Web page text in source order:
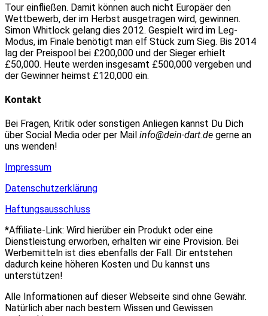
Tour einfließen. Damit können auch nicht Europäer den
Wettbewerb, der im Herbst ausgetragen wird, gewinnen.
Simon Whitlock gelang dies 2012. Gespielt wird im Leg-
Modus, im Finale benötigt man elf Stück zum Sieg. Bis 2014
lag der Preispool bei £200,000 und der Sieger erhielt
£50,000. Heute werden insgesamt £500,000 vergeben und
der Gewinner heimst £120,000 ein.
Kontakt
Bei Fragen, Kritik oder sonstigen Anliegen kannst Du Dich
über Social Media oder per Mail info@dein-dart.de gerne an
uns wenden!
Impressum
Datenschutzerklärung
Haftungsausschluss
*Affiliate-Link: Wird hierüber ein Produkt oder eine
Dienstleistung erworben, erhalten wir eine Provision. Bei
Werbemitteln ist dies ebenfalls der Fall. Dir entstehen
dadurch keine höheren Kosten und Du kannst uns
unterstützen!
Alle Informationen auf dieser Webseite sind ohne Gewähr.
Natürlich aber nach bestem Wissen und Gewissen